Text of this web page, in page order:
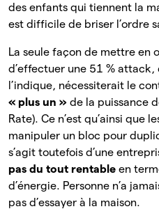
des enfants qui tiennent la
est difficile de briser l’ordre
La seule façon de mettre
d’effectuer une 51 % attack,
l’indique, nécessiterait le
« plus un » de la puissance
Rate). Ce n’est qu’ainsi que
manipuler un bloc pour
s’agit toutefois d’une
pas du tout rentable en
d’énergie. Personne n’a
pas d’essayer à la maison.